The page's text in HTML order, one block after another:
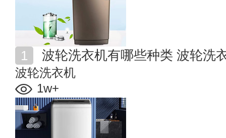
波轮洗衣机有哪些种类 波轮洗
波轮洗衣机
1w+